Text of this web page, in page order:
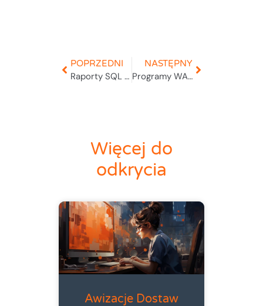
POPRZEDNI
Raporty SQL Server
NASTĘPNY
Programy WAPRO do magazynów
Więcej do
odkrycia
Awizacje Dostaw